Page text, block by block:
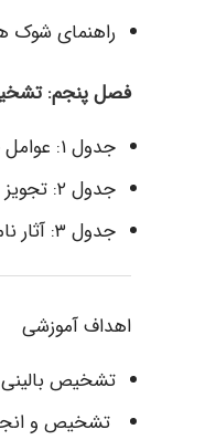
راهنمای شوک
فصل پنجم:
جدول ۱: عوامل خطر بروز حاملگی نا به جا
جدول ۲: تجویز متوترکسات برای درمان اولیه حاملگی نا به جا
جدول ۳: آثار نامطلوب هیپرتانسیون مزمن بر پیامدهای مادری و پریناتال
اهداف آموزشی
تشخیص بالینی
تشخیص و